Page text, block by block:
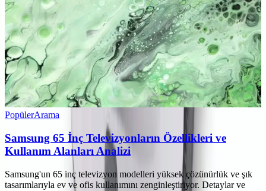
PopülerArama
Samsung 65 İnç Televizyonların Özellikleri ve
Kullanım Alanları Analizi
Samsung'un 65 inç televizyon modelleri yüksek çözünürlük ve şık
tasarımlarıyla ev ve ofis kullanımını zenginleştiriyor. Detaylar ve